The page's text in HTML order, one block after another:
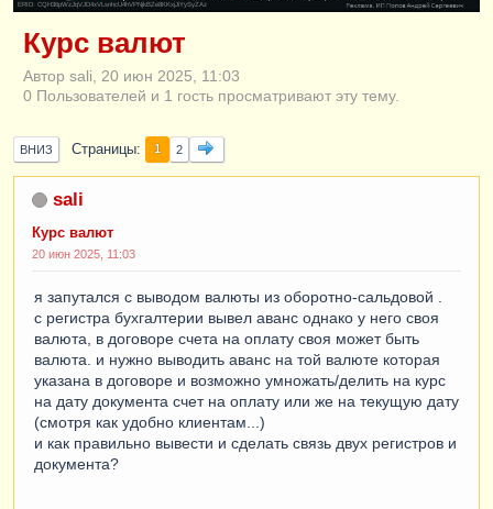
ERID: CQH36pWzJqVJD4xVLsnhcU4hVPNjkBZe8KKxjJiYySyZAz
Курс валют
Автор sali, 20 июн 2025, 11:03
0 Пользователей и 1 гость просматривают эту тему.
ВНИЗ Страницы 1 2
sali
Курс валют
20 июн 2025, 11:03
я запутался с выводом валюты из оборотно-сальдовой .
с регистра бухгалтерии вывел аванс однако у него своя
валюта, в договоре счета на оплату своя может быть
валюта. и нужно выводить аванс на той валюте которая
указана в договоре и возможно умножать/делить на курс
на дату документа счет на оплату или же на текущую дату
(смотря как удобно клиентам...)
и как правильно вывести и сделать связь двух регистров и
документа?